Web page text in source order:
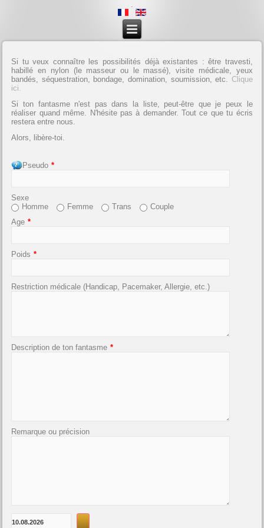
.
Si tu veux connaître les possibilités déjà existantes : être travesti,
habillé en nylon (le masseur ou le massé), visite médicale, yeux
bandés, séquestration, bondage, domination, soumission, etc. Clique
ici.
Si ton fantasme n'est pas dans la liste, peut-être que je peux le
réaliser quand même. N'hésite pas à demander. Tout ce que tu écris
restera entre nous.
Alors, libère-toi.
Pseudo *
Sexe
Homme
Femme Trans
Couple
Age *
Poids *
Restriction médicale (Handicap, Pacemaker, Allergie, etc.)
Description de ton fantasme *
Remarque ou précision